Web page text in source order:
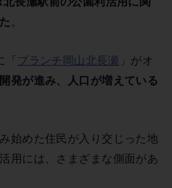
。
「 ブランチ岡山北長瀬
」がオ
発が進み、人口が増えている
始めた住民が入り交じった地
用には、さまざまな側面があ